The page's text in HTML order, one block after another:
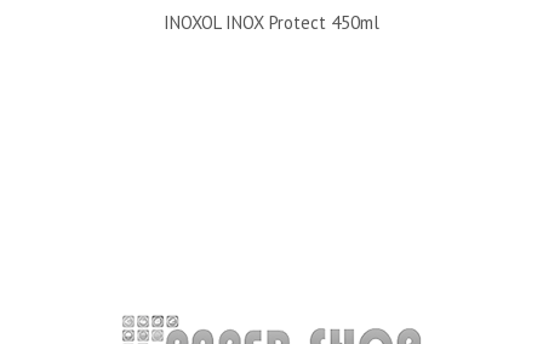
INOXOL INOX Protect 450ml